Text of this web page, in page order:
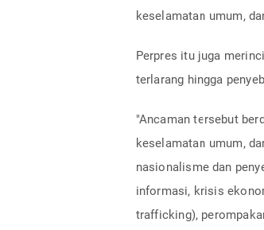
keselamatan umum,
Perpres itu juga
terlarang hingga
"Ancaman tersebut
keselamatan umum,
nasionalisme dan
informasi, krisis
trafficking),